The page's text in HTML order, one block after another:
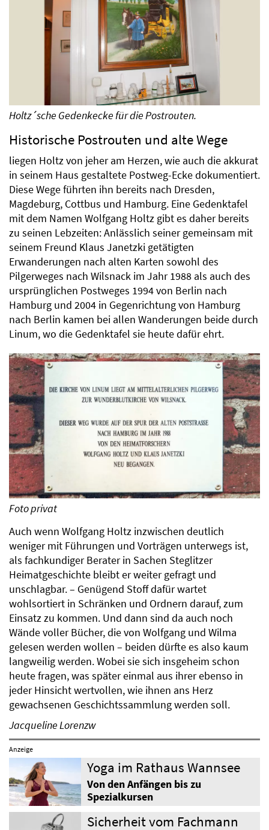
Holtz´sche Gedenkecke für die Postrouten.
Historische Postrouten und alte Wege
liegen Holtz von jeher am Herzen, wie auch die akkurat
in seinem Haus gestaltete Postweg-Ecke dokumentiert.
Diese Wege führten ihn bereits nach Dresden,
Magdeburg, Cottbus und Hamburg. Eine Gedenktafel
mit dem Namen Wolfgang Holtz gibt es daher bereits
zu seinen Lebzeiten: Anlässlich seiner gemeinsam mit
seinem Freund Klaus Janetzki getätigten
Erwanderungen nach alten Karten sowohl des
Pilgerweges nach Wilsnack im Jahr 1988 als auch des
ursprünglichen Postweges 1994 von Berlin nach
Hamburg und 2004 in Gegenrichtung von Hamburg
nach Berlin kamen bei allen Wanderungen beide durch
Linum, wo die Gedenktafel sie heute dafür ehrt.
Foto privat
Auch wenn Wolfgang Holtz inzwischen deutlich
weniger mit Führungen und Vorträgen unterwegs ist,
als fachkundiger Berater in Sachen Steglitzer
Heimatgeschichte bleibt er weiter gefragt und
unschlagbar. – Genügend Stoff dafür wartet
wohlsortiert in Schränken und Ordnern darauf, zum
Einsatz zu kommen. Und dann sind da auch noch
Wände voller Bücher, die von Wolfgang und Wilma
gelesen werden wollen – beiden dürfte es also kaum
langweilig werden. Wobei sie sich insgeheim schon
heute fragen, was später einmal aus ihrer ebenso in
jeder Hinsicht wertvollen, wie ihnen ans Herz
gewachsenen Geschichtssammlung werden soll.
Jacqueline Lorenzw
Anzeige
Yoga im Rathaus Wannsee
Von den Anfängen bis zu
Spezialkursen
Sicherheit vom Fachmann